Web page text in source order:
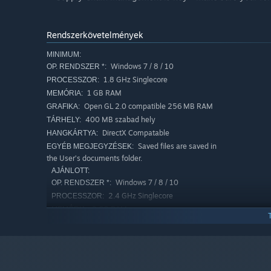
Rendszerkövetelmények
MINIMUM:
OP. RENDSZER *: Windows 7 / 8 / 10
PROCESSZOR: 1.8 GHz Singlecore
MEMÓRIA: 1 GB RAM
GRAFIKA: Open GL 2.0 compatible 256 MB RAM
TÁRHELY: 400 MB szabad hely
HANGKÁRTYA: DirectX Compatable
EGYÉB MEGJEGYZÉSEK: Saved files are saved in
the User’s documents folder.
AJÁNLOTT:
OP. RENDSZER *: Windows 7 / 8 / 10
PROCESSZOR: 2.4 GHz Singlecore
MEMÓRIA: 2 GB RAM